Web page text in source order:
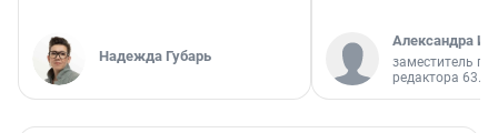
Надежда Губарь
Александра
заместитель
редактора 63.RU